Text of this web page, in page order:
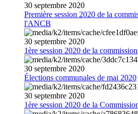
30 septembre 2020
Première session 2020 de la
l'ANCB
30 septembre 2020
1ère session 2020 de la
30 septembre 2020
Élections communales de mai 2020
30 septembre 2020
1ère session 2020 de la